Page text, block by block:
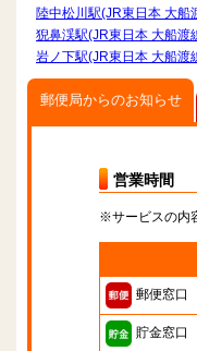
陸中松川駅(JR東日本 大船
猊鼻渓駅(JR東日本 大船渡
岩ノ下駅(JR東日本 大船渡
郵便局からのお知らせ
営業時間
※サービスの内
郵便窓口
貯金窓口